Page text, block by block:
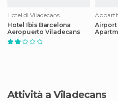
Hotel di Viladecans
Hotel Ibis Barcelona
Aeropuerto Viladecans
Airport
Attività a Viladecans